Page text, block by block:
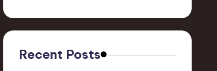
Recent Posts